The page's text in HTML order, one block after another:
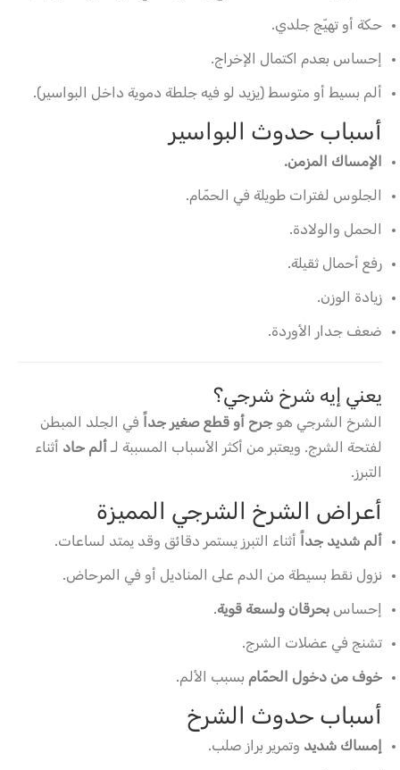
حكة أو تهيّج جلدي.
إحساس بعدم اكتمال الإخراج.
ألم بسيط أو متوسط (يزيد لو فيه جلطة دموية داخل البواسير).
أسباب حدوث البواسير
الإمساك المزمن.
الجلوس لفترات طويلة في الحمّام.
الحمل والولادة.
رفع أحمال ثقيلة.
زيادة الوزن.
ضعف جدار الأوردة.
يعني إيه شرخ شرجي؟
الشرخ الشرجي هو جرح أو قطع صغير جداً في الجلد المبطن
لفتحة الشرج. ويعتبر من أكثر الأسباب المسببة لـألم حاد أثناء
التبرز.
أعراض الشرخ الشرجي المميزة
ألم شديد جداً أثناء التبرز يستمر دقائق وقد يمتد لساعات.
نزول نقط بسيطة من الدم على المناديل أو في المرحاض.
إحساس بحرقان ولسعة قوية.
تشنج في عضلات الشرج.
خوف من دخول الحمّام بسبب الألم.
أسباب حدوث الشرخ
إمساك شديد وتمرير براز صلب.